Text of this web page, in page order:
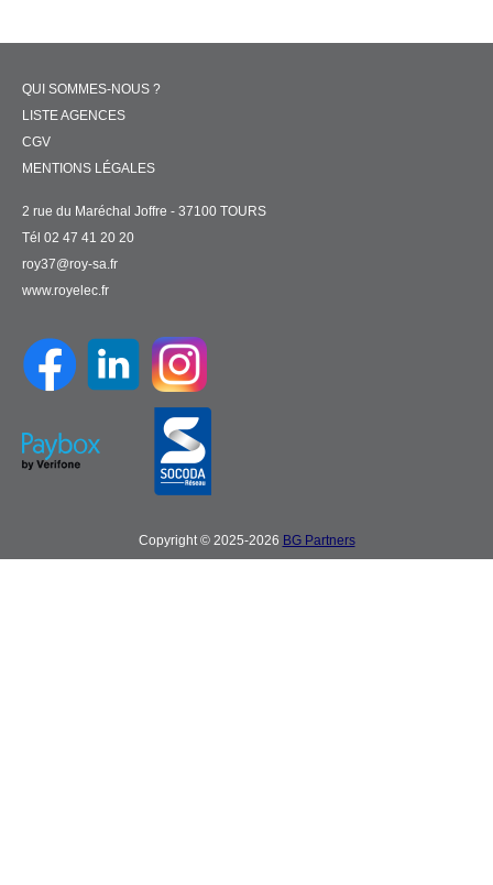
QUI SOMMES-NOUS ?
LISTE AGENCES
CGV
MENTIONS LÉGALES
2 rue du Maréchal Joffre - 37100 TOURS
Tél 02 47 41 20 20
roy37@roy-sa.fr
www.royelec.fr
Copyright © 2025-2026 BG Partners